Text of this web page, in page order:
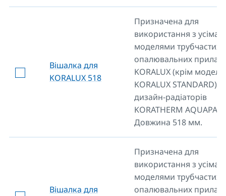
Вішалка для
KORALUX 518
Призначена для
використання з усіма
моделями трубчастих
опалювальних
KORALUX (крім моделі
KORALUX STANDARD)
дизайн-радіаторів
KORATHERM
Довжина 518 мм.
Вішалка для
Призначена для
використання з усіма
моделями трубчастих
опалювальних